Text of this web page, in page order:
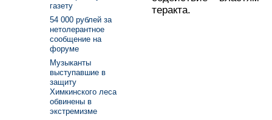
теракта.
газету
54 000 рублей за
нетолерантное
сообщение на
форуме
Музыканты
выступавшие в
защиту
Химкинского леса
обвинены в
экстремизме